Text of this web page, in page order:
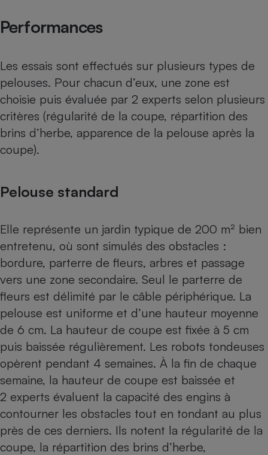
Performances
Les essais sont effectués sur plusieurs types de
pelouses. Pour chacun d’eux, une zone est
choisie puis évaluée par 2 experts selon plusieurs
critères (régularité de la coupe, répartition des
brins d’herbe, apparence de la pelouse après la
coupe).
Pelouse standard
Elle représente un jardin typique de 200 m² bien
entretenu, où sont simulés des obstacles :
bordure, parterre de fleurs, arbres et passage
vers une zone secondaire. Seul le parterre de
fleurs est délimité par le câble périphérique. La
pelouse est uniforme et d’une hauteur moyenne
de 6 cm. La hauteur de coupe est fixée à 5 cm
puis baissée régulièrement. Les robots tondeuses
opèrent pendant 4 semaines. À la fin de chaque
semaine, la hauteur de coupe est baissée et
2 experts évaluent la capacité des engins à
contourner les obstacles tout en tondant au plus
près de ces derniers. Ils notent la régularité de la
coupe, la répartition des brins d’herbe,
Cafetière à expressos
Robot ménager
Antivirus
Climatiseur -
Ventilateur